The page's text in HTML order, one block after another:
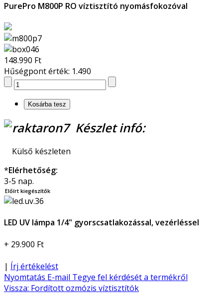
PurePro M800P RO víztisztító nyomásfokozóval
148.990 Ft
Hűségpont érték: 1.490
Készlet infó:
Külső készleten
*Elérhetőség:
3-5 nap.
Előírt kiegészítők
LED UV lámpa 1/4" gyorscsatlakozással, vezérléssel
+ 29.900 Ft
| Írj értékelést
Nyomtatás E-mail Tegye fel kérdését a termékről
Vissza: Fordított ozmózis víztisztítók